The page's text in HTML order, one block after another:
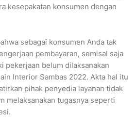
kesepakatan konsumen dengan
sebagai konsumen Anda tak
pembayaran, semisal saja
pekerjaan belum dilaksanakan
Interior Sambas 2022. Akta hal itu
pihak penyedia layanan tidak
melaksanakan tugasnya seperti